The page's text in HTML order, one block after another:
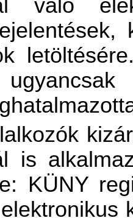
való
is
KÜNY